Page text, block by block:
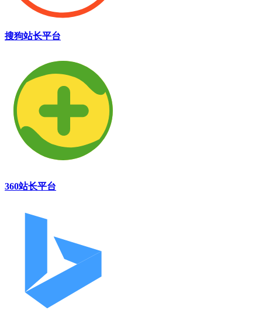
搜狗站长平台
360站长平台